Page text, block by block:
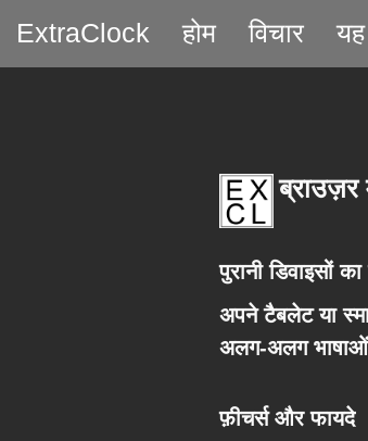
ExtraClock होम विचार
पुरानी डिवाइसों
अपने टैबलेट या
अलग-अलग भाषाओं
फ़ीचर्स और फायदे